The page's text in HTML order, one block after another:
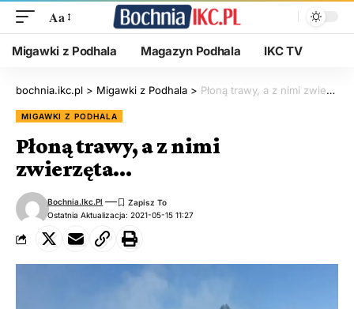
Aa
Migawki z Podhala Magazyn Podhala IKC TV
bochnia.ikc.pl > Migawki z Podhala > Płoną trawy, a z nimi zwierzęta…
MIGAWKI Z PODHALA
Płoną trawy, a z nimi
zwierzęta…
Ostatnia Aktualizacja: 2021-05-15 11:27
Bochnia.ikc.pl